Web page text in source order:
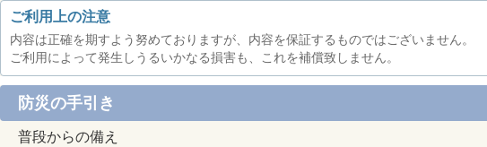
ご利用上の注意
内容は正確を期すよう努めておりますが、内容を保証するものではございません。
ご利用によって発生しうるいかなる損害も、これを補償致しません。
防災の手引き
普段からの備え